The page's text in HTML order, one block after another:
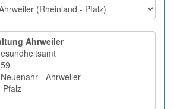
Ahrweiler
- Ahrweiler
Pfalz